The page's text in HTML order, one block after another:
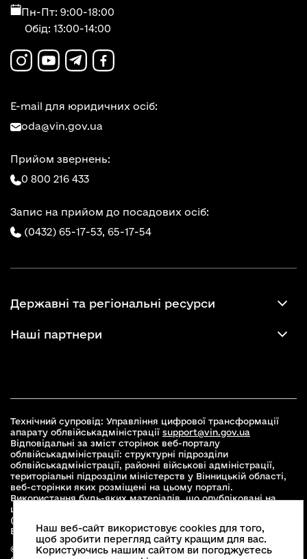
Пн-Пт: 9:00-18:00
Обід: 13:00-14:00
E-mail для юридичних осіб:
oda@vin.gov.ua
Прийом звернень:
0 800 216 433
Запис на прийом до посадових осіб:
(0432) 65-17-53, 65-17-54
Державні та регіональні ресурси
Наші партнери
Технічний супровід: Управління цифрової трансформації
апарату облвійськадміністрації support@vin.gov.ua
Відповідальні за зміст сторінок веб-порталу
облвійськадміністрації: структурні підрозділи
облвійськадміністрації, районні військові адміністрації,
територіальні підрозділи міністерств у Вінницькій області,
веб-сторінки яких розміщені на цьому порталі.
Використання будь-яких матеріалів, що опубліковані на
цьому сайті, дозволяється при умові зазначення посилання
(для інтернет-видань - гіперпосилання) на офіційний сайт
Вінницької облвійськадміністраціїwww.vin.gov.ua .
© 2026 Весь контент доступний за ліцензією Creative
Наш веб-сайт використовує cookies для того,
щоб зробити перегляд сайту кращим для вас.
Користуючись нашим сайтом ви погоджуєтесь